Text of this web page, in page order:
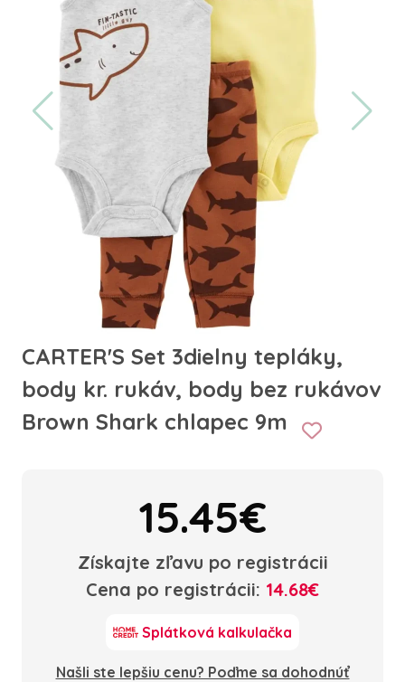
CARTER'S Set 3dielny tepláky,
body kr. rukáv, body bez rukávov
Brown Shark chlapec 9m
15.45€
Získajte zľavu po registrácii
Cena po registrácii: 14.68€
Splátková kalkulačka
Našli ste lepšiu cenu? Poďme sa dohodnúť